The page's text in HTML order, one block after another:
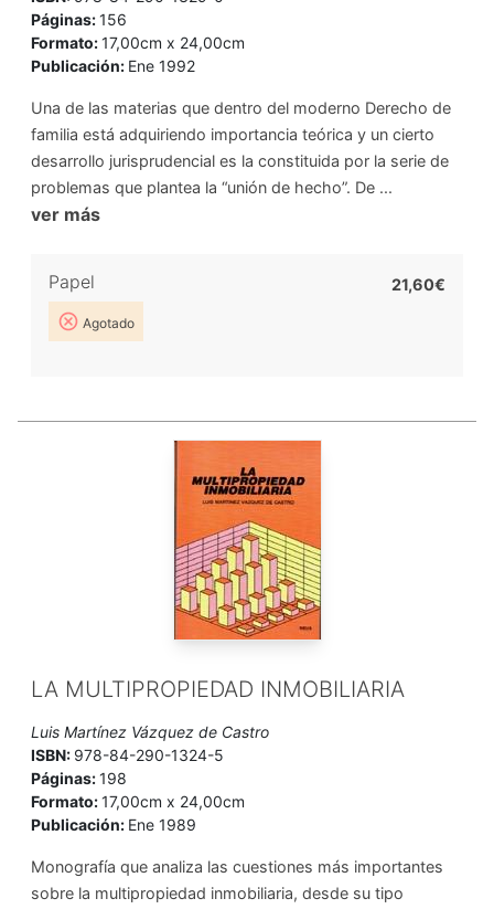
Páginas:156
Formato:17,00cm x 24,00cm
Publicación: Ene 1992
Una de las materias que dentro del moderno Derecho de
familia está adquiriendo importancia teórica y un cierto
desarrollo jurisprudencial es la constituida por la serie de
problemas que plantea la “unión de hecho”. De ...
ver más
Papel
Agotado
21,60€
LA MULTIPROPIEDAD INMOBILIARIA
Luis Martínez Vázquez de Castro
ISBN: 978-84-290-1324-5
Páginas:198
Formato:17,00cm x 24,00cm
Publicación: Ene 1989
Monografía que analiza las cuestiones más importantes
sobre la multipropiedad inmobiliaria, desde su tipo